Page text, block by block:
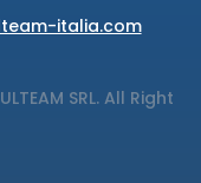
italia.com
SRL. All Right